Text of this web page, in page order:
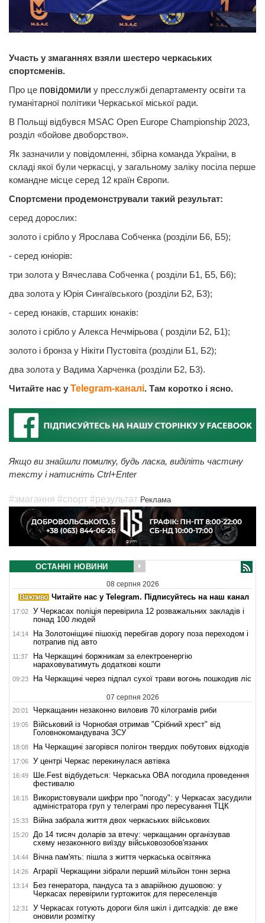
Участь у змаганнях взяли шестеро черкаських
спортсменів.
Про це повідомили у пресслужбі департаменту освіти та
гуманітарної політики Черкаської міської ради.
В Польщі відбувся MSAC Open Europe Championship 2023,
розділ «бойове двоборство».
Як зазначили у повідомленні, збірна команда України, в
складі якої були черкасці, у загальному заліку посіла перше
командне місце серед 12 країн Європи.
Спортсмени продемонстрували такий результат:
серед дорослих:
золото і срібло у Ярослава Собченка (розділи Б6, Б5);
- серед юніорів:
три золота у Вячеслава Собченка ( розділи Б1, Б5, Б6);
два золота у Юрія Сингаївського (розділи Б2, Б3);
- серед юнаків, старших юнаків:
золото і срібло у Алекса Нечмірьова ( розділи Б2, Б1);
золото і бронза у Нікіти Пустовіта (розділи Б1, Б2);
два золота у Вадима Харченка (розділи Б2, Б3).
Читайте нас у Telegram-каналі. Там коротко і ясно.
Якщо ви знайшли помилку, будь ласка, виділіть частину
тексту і натисніть Ctrl+Enter
#змагання #спорт #результат Реклама
ОСТАННІ НОВИНИ
08 серпня 2026
Читайте нас у Telegram. Підписуйтесь на наш канал
17:02
У Черкасах поліція перевірила 12 розважальних закладів і
понад 100 людей
14:14
На Золотоніщині пішохід перебігав дорогу поза переходом і
потрапив під авто
11:37
На Черкащині боржникам за електроенергію
нараховуватимуть додаткові кошти
09:23 На Черкащині через підпал сухої трави вогонь пошкодив ліс
07 серпня 2026
20:01 Черкащанин незаконно виловив 70 кілограмів риби
19:05
Військовий із Чорнобая отримав "Срібний хрест" від
Головнокомандувача ЗСУ
18:08 На Черкащині загорівся полігон твердих побутових відходів
17:06 У центрі Черкас перекинулася автівка
16:49
Ше.Fest відбудеться: Черкаська ОВА погодила проведення
фестивалю
16:15
Використовували шифри про "погоду": у Черкасах засудили
адміністратора груп у телеграмі про пересування ТЦК
15:33 Війна забрала життя двох черкаських військових
15:20
До 14 тисяч доларів за втечу: черкащанин організував
схему незаконного виїзду військовозобов'язаних
14:44 Вічна пам'ять: пішла з життя черкаська освітянка
14:26 Аграрії Черкащини зібрали перший мільйон тонн зерна
13:14
Без генератора, пандуса та з аварійною душовою: у
Черкасах перевірили гуртожиток для переселенців
12:31
У Черкасах готують дороги біля шкіл і дитсадків: де вже
оновили розмітку